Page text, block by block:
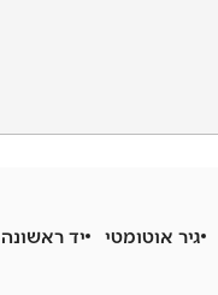
גיר אוטומטי יד ראשונה